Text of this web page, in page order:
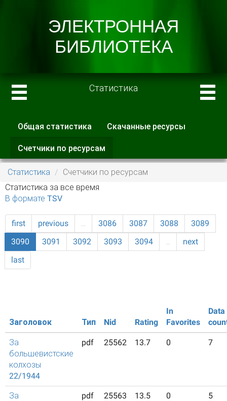
Статистика
Главные вкладки
Общая статистика Скачанные ресурсы
Счетчики по ресурсам
вкладка)
Статистика
Счетчики по ресурсам
Статистика за все время
В формате TSV
first previous … 3086 3087 3088
3089
3090
3091 3092 3093 3094 …
next
last
Заголовок Тип Nid Rating
In
Favorites
Data
За
большевистские
колхозы
22/1944
pdf 25562 13.7 0 7
За
pdf 25563 13.5 0 5